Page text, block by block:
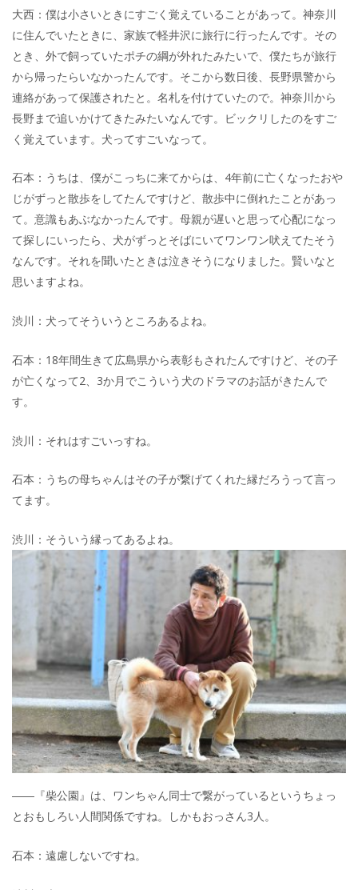
大西：僕は小さいときにすごく覚えていることがあって。神奈川
に住んでいたときに、家族で軽井沢に旅行に行ったんです。その
とき、外で飼っていたポチの綱が外れたみたいで、僕たちが旅行
から帰ったらいなかったんです。そこから数日後、長野県警から
連絡があって保護されたと。名札を付けていたので。神奈川から
長野まで追いかけてきたみたいなんです。ビックリしたのをすご
く覚えています。犬ってすごいなって。
石本：うちは、僕がこっちに来てからは、4年前に亡くなったおや
じがずっと散歩をしてたんですけど、散歩中に倒れたことがあっ
て。意識もあぶなかったんです。母親が遅いと思って心配になっ
て探しにいったら、犬がずっとそばにいてワンワン吠えてたそう
なんです。それを聞いたときは泣きそうになりました。賢いなと
思いますよね。
渋川：犬ってそういうところあるよね。
石本：18年間生きて広島県から表彰もされたんですけど、その子
が亡くなって2、3か月でこういう犬のドラマのお話がきたんで
す。
渋川：それはすごいっすね。
石本：うちの母ちゃんはその子が繋げてくれた縁だろうって言っ
てます。
渋川：そういう縁ってあるよね。
――『柴公園』は、ワンちゃん同士で繋がっているというちょっ
とおもしろい人間関係ですね。しかもおっさん3人。
石本：遠慮しないですね。